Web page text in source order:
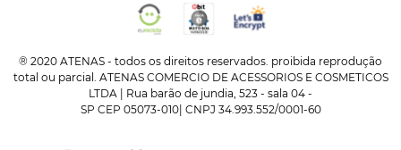
® 2020 ATENAS - todos os direitos reservados. proibida reprodução
total ou parcial. ATENAS COMERCIO DE ACESSORIOS E COSMETICOS
LTDA | Rua barão de jundia, 523 - sala 04 -
SP CEP 05073-010| CNPJ 34.993.552/0001-60